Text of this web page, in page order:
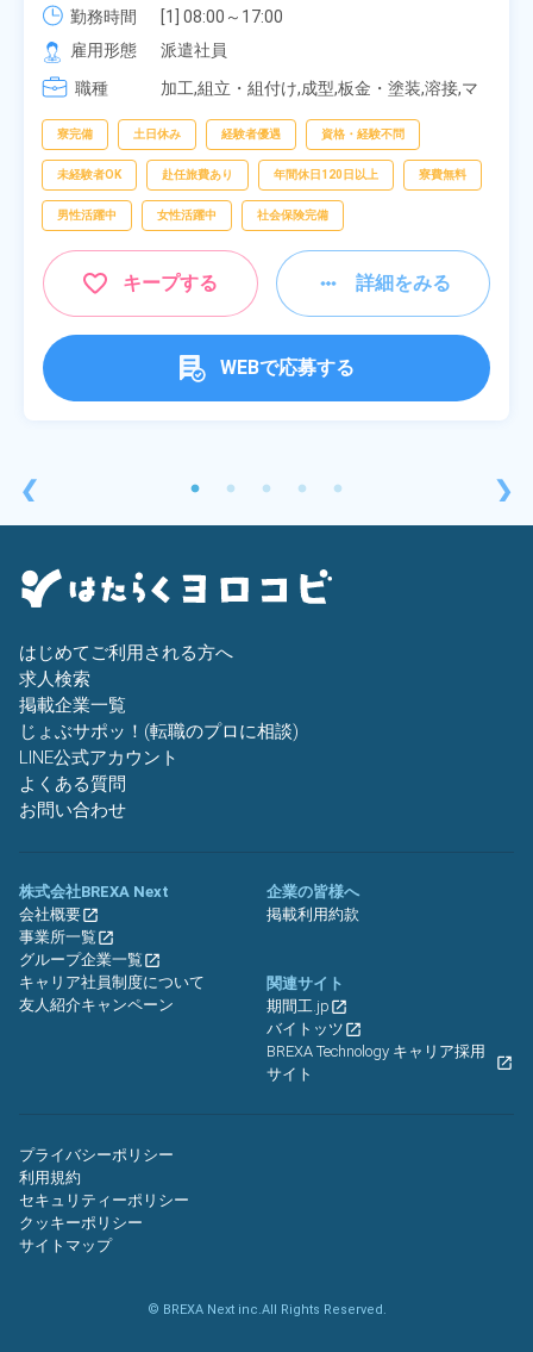
❮
勤務時間
[1] 08:00～17:00
[2] 20:00～05:00
[3] 06:30～15:00
[4] 14:30～23:00
雇用形態
派遣社員
職種
加工,組立・組付け,成型,板金・塗装,溶接,マ
査,物流・配送
寮完備 土日休み 経験者優遇 資格・経験不問
未経験者OK 赴任旅費あり 年間休日120日以上 寮費無料
男性活躍中 女性活躍中 社会保険完備
キープする 詳細をみる
WEBで応募する
❯
はじめてご利用される方へ
求人検索
掲載企業一覧
じょぶサポッ！(転職のプロに相談)
LINE公式アカウント
よくある質問
お問い合わせ
株式会社BREXA Next
会社概要
事業所一覧
グループ企業一覧
キャリア社員制度について
友人紹介キャンペーン
企業の皆様へ
掲載利用約款
関連サイト
期間工.jp
バイトッツ
BREXA Technology キャリア採用
サイト
プライバシーポリシー
利用規約
セキュリティーポリシー
クッキーポリシー
サイトマップ
© BREXA Next inc.All Rights Reserved.